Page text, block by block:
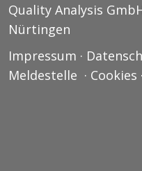
Quality Analysis
Nürtingen
Impressum ·
Meldestelle · Cookies ·